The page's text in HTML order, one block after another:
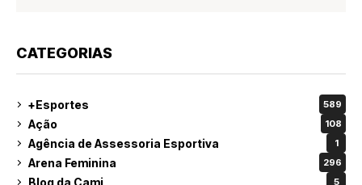
CATEGORIAS
+Esportes 589
Ação 108
Agência de Assessoria Esportiva 1
Arena Feminina 296
Blog da Cami 5